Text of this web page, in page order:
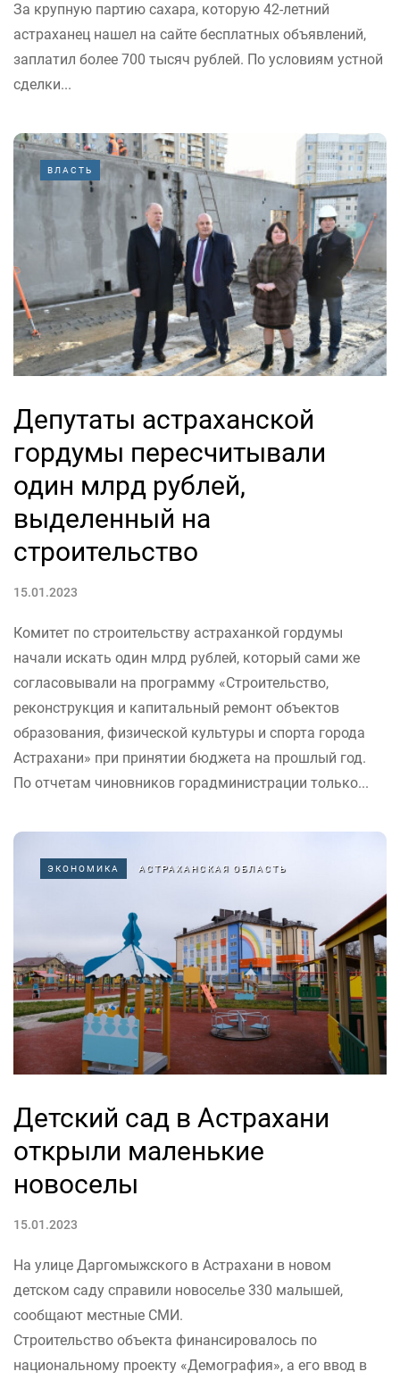
За крупную партию сахара, которую 42-летний
астраханец нашел на сайте бесплатных объявлений,
заплатил более 700 тысяч рублей. По условиям устной
сделки...
ВЛАСТЬ
Депутаты астраханской
гордумы пересчитывали
один млрд рублей,
выделенный на
строительство
15.01.2023
Комитет по строительству астраханкой гордумы
начали искать один млрд рублей, который сами же
согласовывали на программу «Строительство,
реконструкция и капитальный ремонт объектов
образования, физической культуры и спорта города
Астрахани» при принятии бюджета на прошлый год.
По отчетам чиновников горадминистрации только...
ЭКОНОМИКА АСТРАХАНСКАЯ ОБЛАСТЬ
Детский сад в Астрахани
открыли маленькие
новоселы
15.01.2023
На улице Даргомыжского в Астрахани в новом
детском саду справили новоселье 330 малышей,
сообщают местные СМИ.
Строительство объекта финансировалось по
национальному проекту «Демография», а его ввод в